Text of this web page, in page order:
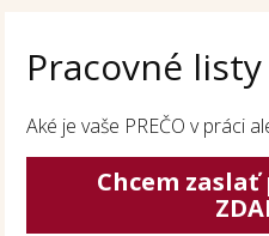
Pracovné listy
Aké je vaše PREČO v práci
Chcem